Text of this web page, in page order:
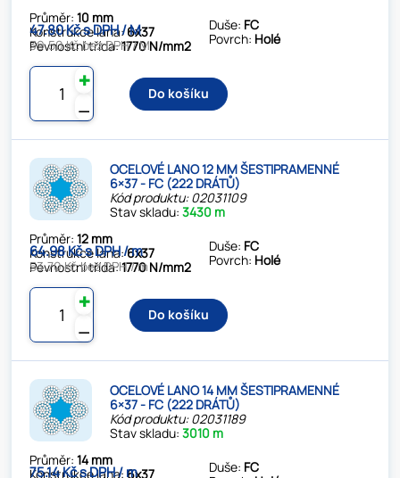
Průměr:10 mm
Konstrukce lana:6x37
Pevnostní třída:1770 N/mm2
Duše: FC
Povrch: Holé
47.80 Kč s DPH / M
39.50 Kč bez DPH / M
⚊
✚
Do košíku
OCELOVÉ LANO 12 MM ŠESTIPRAMENNÉ
6×37 - FC (222 DRÁTŮ)
Kód produktu: 02031109
Stav skladu:3430 m
Průměr:12 mm
Konstrukce lana:6x37
Pevnostní třída:1770 N/mm2
Duše: FC
Povrch: Holé
64.98 Kč s DPH / m
53.70 Kč bez DPH / m
⚊
✚
Do košíku
OCELOVÉ LANO 14 MM ŠESTIPRAMENNÉ
6×37 - FC (222 DRÁTŮ)
Kód produktu: 02031189
Stav skladu:3010 m
Průměr:14 mm
Konstrukce lana:6x37 Duše: FC
75.14 Kč s DPH / m